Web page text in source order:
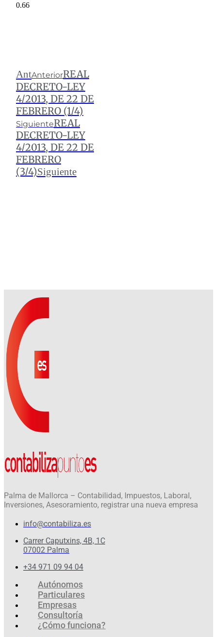
AntAnteriorREAL
DECRETO-LEY
4/2013, DE 22 DE
FEBRERO (1/4)
SiguienteREAL
DECRETO-LEY
4/2013, DE 22 DE
FEBRERO
(3/4)Siguiente
Palma de Mallorca – Contabilidad, Impuestos, Laboral,
Inversiones, Asesoramiento, registrar una nueva empresa
info@contabiliza.es
Carrer Caputxins, 4B, 1C
07002 Palma
+34 971 09 94 04
Autónomos
Particulares
Empresas
Consultoría
¿Cómo funciona?